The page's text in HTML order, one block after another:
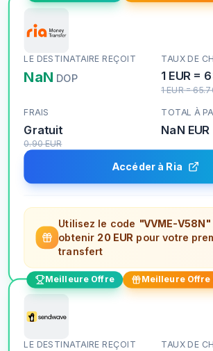
LE DESTINATAIRE REÇOIT
NaN DOP
TAUX DE
1 EUR=
1EUR=
FRAIS
Gratuit
0.90EUR
TOTAL À
NaN EUR
Accéder à Ria
Utilisez le code "VVME-V58N"
obtenir 20 EUR pour votre
transfert
Meilleure Offre Meilleure Offre
LE DESTINATAIRE REÇOIT TAUX DE